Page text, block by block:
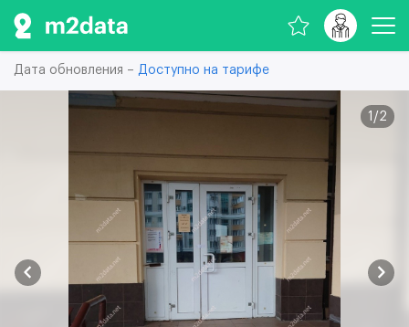
Дата обновления – Доступно на тарифе
1 /2